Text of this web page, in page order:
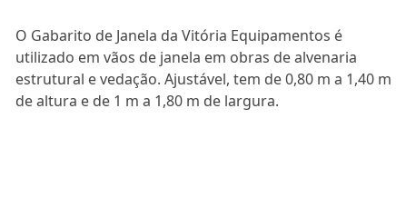
O Gabarito de Janela da Vitória Equipamentos é
utilizado em vãos de janela em obras de alvenaria
estrutural e vedação. Ajustável, tem de 0,80 m a 1,40 m
de altura e de 1 m a 1,80 m de largura.